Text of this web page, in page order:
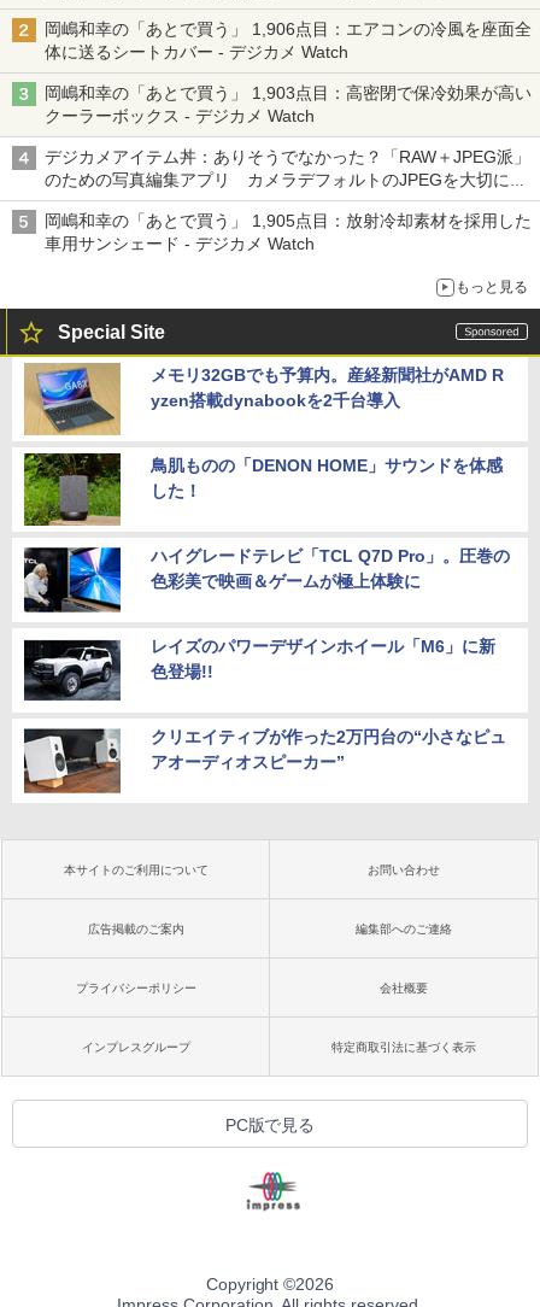
岡嶋和幸の「あとで買う」 1,906点目：エアコンの冷風を座面全
体に送るシートカバー - デジカメ Watch
岡嶋和幸の「あとで買う」 1,903点目：高密閉で保冷効果が高い
クーラーボックス - デジカメ Watch
デジカメアイテム丼：ありそうでなかった？「RAW＋JPEG派」
のための写真編集アプリ カメラデフォルトのJPEGを大切にす
る「Filmator」
岡嶋和幸の「あとで買う」 1,905点目：放射冷却素材を採用した
車用サンシェード - デジカメ Watch
もっと見る
Special Site
メモリ32GBでも予算内。産経新聞社がAMD R
yzen搭載dynabookを2千台導入
鳥肌ものの「DENON HOME」サウンドを体感
した！
ハイグレードテレビ「TCL Q7D Pro」。圧巻の
色彩美で映画＆ゲームが極上体験に
レイズのパワーデザインホイール「M6」に新
色登場!!
クリエイティブが作った2万円台の“小さなピュ
アオーディオスピーカー”
本サイトのご利用について お問い合わせ
広告掲載のご案内 編集部へのご連絡
プライバシーポリシー 会社概要
インプレスグループ 特定商取引法に基づく表示
PC版で見る
Copyright ©2026